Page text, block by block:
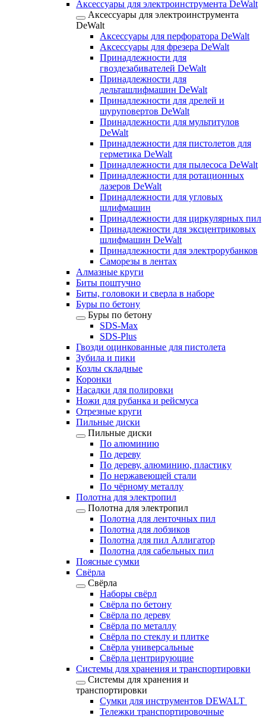
Аксессуары для электроинструмента DeWalt
Аксессуары для электроинструмента
DeWalt
Аксессуары для перфоратора DeWalt
Аксессуары для фрезера DeWalt
Принадлежности для
гвоздезабивателей DeWalt
Принадлежности для
дельташлифмашин DeWalt
Принадлежности для дрелей и
шуруповертов DeWalt
Принадлежности для мультитулов
DeWalt
Принадлежности для пистолетов для
герметика DeWalt
Принадлежности для пылесоса DeWalt
Принадлежности для ротационных
лазеров DeWalt
Принадлежности для угловых
шлифмашин
Принадлежности для циркулярных пил
Принадлежности для эксцентриковых
шлифмашин DeWalt
Принадлежности для электрорубанков
Саморезы в лентах
Алмазные круги
Биты поштучно
Биты, головоки и сверла в наборе
Буры по бетону
Буры по бетону
SDS-Max
SDS-Plus
Гвозди оцинкованные для пистолета
Зубила и пики
Козлы складные
Коронки
Насадки для полировки
Ножи для рубанка и рейсмуса
Отрезные круги
Пильные диски
Пильные диски
По алюминию
По дереву
По дереву, алюминию, пластику
По нержавеющей стали
По чёрному металлу
Полотна для электропил
Полотна для электропил
Полотна для ленточных пил
Полотна для лобзиков
Полотна для пил Аллигатор
Полотна для сабельных пил
Поясные сумки
Свёрла
Свёрла
Наборы свёрл
Свёрла по бетону
Свёрла по дереву
Свёрла по металлу
Свёрла по стеклу и плитке
Свёрла универсальные
Свёрла центрирующие
Системы для хранения и транспортировки
Системы для хранения и
транспортировки
Сумки для инструментов DEWALT
Тележки транспортировочные